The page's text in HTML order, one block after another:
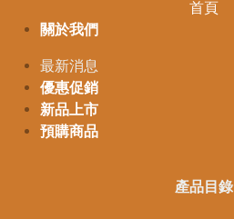
首頁
關於我們
最新消息
優惠促銷
新品上市
預購商品
產品目錄